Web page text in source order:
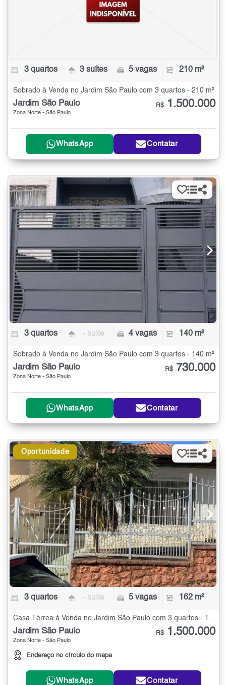
3 quartos 3 suítes 5 vagas 210 m²
Sobrado à Venda no Jardim São Paulo com 3 quartos - 210 m²
Jardim São Paulo
Zona Norte - São Paulo
R$ 1.500.000
WhatsApp Contatar
3 quartos - suíte 4 vagas 140 m²
Sobrado à Venda no Jardim São Paulo com 3 quartos - 140 m²
Jardim São Paulo
Zona Norte - São Paulo
R$ 730.000
WhatsApp Contatar
Oportunidade
3 quartos - suíte 5 vagas 162 m²
Casa Térrea à Venda no Jardim São Paulo com 3 quartos - 162 m²
Jardim São Paulo
Zona Norte - São Paulo
Endereço no círculo do mapa
R$ 1.500.000
WhatsApp Contatar